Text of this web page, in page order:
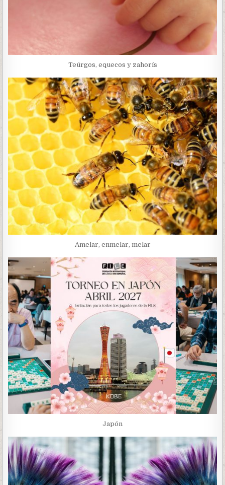
Teúrgos, equecos y zahorís
Amelar, enmelar, melar
Japón